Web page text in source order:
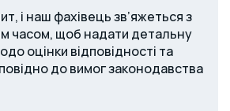
і наш фахівець зв’яжеться з
часом, щоб надати детальну
оцінки відповідності та
до вимог законодавства